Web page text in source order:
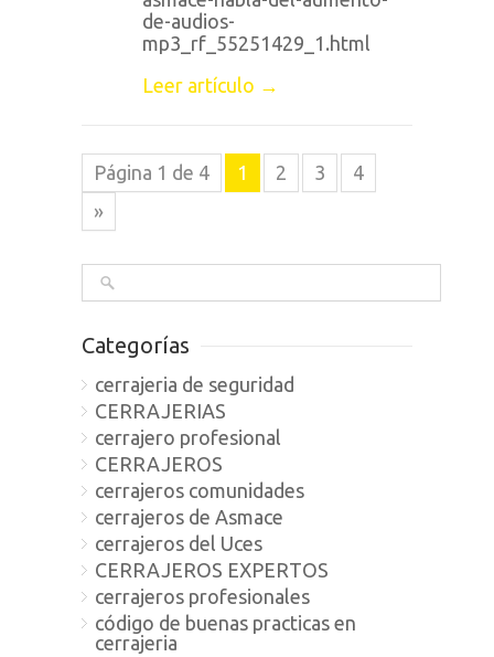
de-audios-
mp3_rf_55251429_1.html
Leer artículo →
Página 1 de 4 1 2 3
4
»
Categorías
cerrajeria de seguridad
CERRAJERIAS
cerrajero profesional
CERRAJEROS
cerrajeros comunidades
cerrajeros de Asmace
cerrajeros del Uces
CERRAJEROS EXPERTOS
cerrajeros profesionales
código de buenas practicas en
cerrajeria